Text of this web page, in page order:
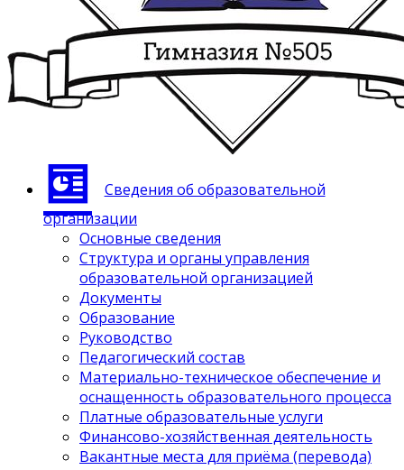
Сведения об образовательной
организации
Основные сведения
Структура и органы управления
образовательной организацией
Документы
Образование
Руководство
Педагогический состав
Материально-техническое обеспечение и
оснащенность образовательного процесса
Платные образовательные услуги
Финансово-хозяйственная деятельность
Вакантные места для приёма (перевода)